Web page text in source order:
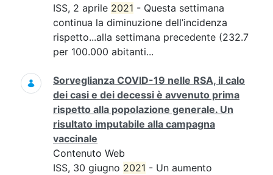
ISS, 2 aprile 2021 - Questa settimana
continua la diminuzione dell’incidenza
rispetto...alla settimana precedente (232.7
per 100.000 abitanti...
Sorveglianza COVID-19 nelle RSA, il calo
dei casi e dei decessi è avvenuto prima
rispetto alla popolazione generale. Un
risultato imputabile alla campagna
vaccinale
Contenuto Web
ISS, 30 giugno 2021 - Un aumento